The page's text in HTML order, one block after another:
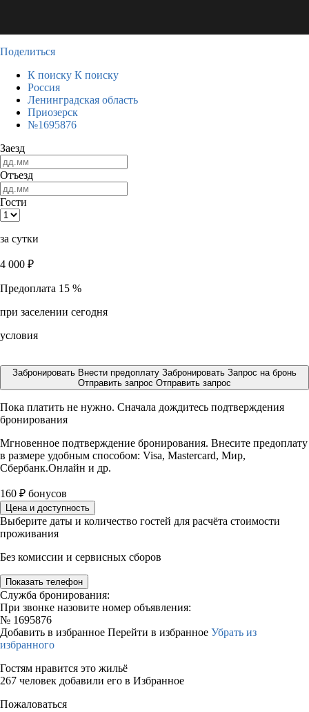
Поделиться
К поиску К поиску
Россия
Ленинградская область
Приозерск
№1695876
Заезд
Отъезд
Гости
за сутки
4 000 ₽
Предоплата 15 %
при заселении сегодня
условия
Забронировать Внести предоплату Забронировать Запрос на бронь
Отправить запрос Отправить запрос
Пока платить не нужно. Сначала дождитесь подтверждения
бронирования
Мгновенное подтверждение бронирования. Внесите предоплату
в размере удобным способом: Visa, Mastercard, Мир,
Сбербанк.Онлайн и др.
160 ₽ бонусов
Цена и доступность
Выберите даты и количество гостей для расчёта стоимости
проживания
Без комиссии и сервисных сборов
Показать телефон
Служба бронирования:
При звонке назовите номер объявления:
№ 1695876
Добавить в избранное Перейти в избранное Убрать из
избранного
Гостям нравится это жильё
267 человек добавили его в Избранное
Пожаловаться